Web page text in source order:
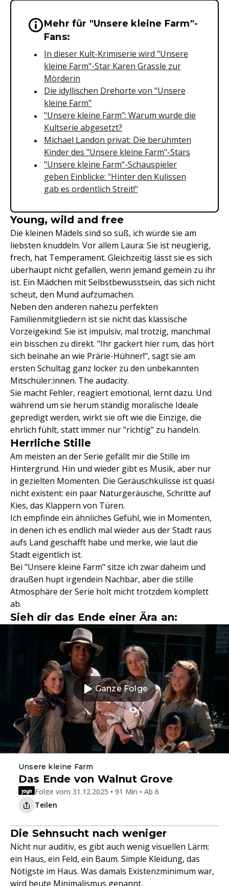
Wichtige Hinweise &
Mehr für "Unsere kleine Farm"-
Fans:
In dieser Kult-Krimiserie wird "Unsere
kleine Farm"-Star Karen Grassle zur
Mörderin
Die idyllischen Drehorte von "Unsere
kleine Farm"
"Unsere kleine Farm": Warum wurde die
Kultserie abgesetzt?
Michael Landon privat: Die berühmten
Kinder des "Unsere kleine Farm"-Stars
"Unsere kleine Farm"-Schauspieler
geben Einblicke: "Hinter den Kulissen
gab es ordentlich Streit!"
Young, wild and free
Die kleinen Mädels sind so süß, ich würde sie am
liebsten knuddeln. Vor allem Laura: Sie ist neugierig,
frech, hat Temperament. Gleichzeitig lässt sie es sich
überhaupt nicht gefallen, wenn jemand gemein zu ihr
ist. Ein Mädchen mit Selbstbewusstsein, das sich nicht
scheut, den Mund aufzumachen.
Neben den anderen nahezu perfekten
Familienmitgliedern ist sie nicht das klassische
Vorzeigekind: Sie ist impulsiv, mal trotzig, manchmal
ein bisschen zu direkt. "Ihr gackert hier rum, das hört
sich beinahe an wie Prärie-Hühner!", sagt sie am
ersten Schultag ganz locker zu den unbekannten
Mitschüler:innen. The audacity.
Sie macht Fehler, reagiert emotional, lernt dazu. Und
während um sie herum ständig moralische Ideale
gepredigt werden, wirkt sie oft wie die Einzige, die
ehrlich fühlt, statt immer nur "richtig" zu handeln.
Herrliche Stille
Am meisten an der Serie gefällt mir die Stille im
Hintergrund. Hin und wieder gibt es Musik, aber nur
in gezielten Momenten. Die Geräuschkulisse ist quasi
nicht existent: ein paar Naturgeräusche, Schritte auf
Kies, das Klappern von Türen.
Ich empfinde ein ähnliches Gefühl, wie in Momenten,
in denen ich es endlich mal wieder aus der Stadt raus
aufs Land geschafft habe und merke, wie laut die
Stadt eigentlich ist.
Bei "Unsere kleine Farm" sitze ich zwar daheim und
draußen hupt irgendein Nachbar, aber die stille
Atmosphäre der Serie holt micht trotzdem komplett
ab.
Sieh dir das Ende einer Ära an:
Ganze Folge
Unsere kleine Farm
Das Ende von Walnut Grove
Folge vom 31.12.2025 • 91 Min • Ab 6
Teilen
Die Sehnsucht nach weniger
Nicht nur auditiv, es gibt auch wenig visuellen Lärm:
ein Haus, ein Feld, ein Baum. Simple Kleidung, das
Nötigste im Haus. Was damals Existenzminimum war,
wird heute Minimalismus genannt.